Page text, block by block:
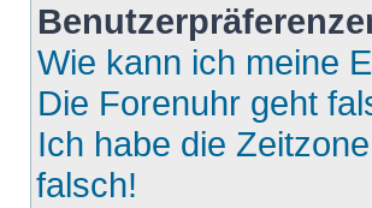
Wie kann ich meine
Die Forenuhr geht
Ich habe die
falsch!